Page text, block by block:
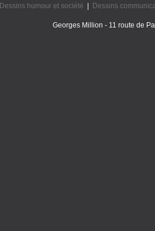
Dessins humour et société Dessins
Georges Million - 11 route de